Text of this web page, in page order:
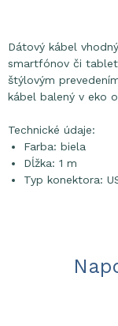
Dátový kábel
smartfónov či
štýlovým
kábel balený v eko
Technické údaje:
Farba: biela
Dĺžka: 1 m
Typ konektora: